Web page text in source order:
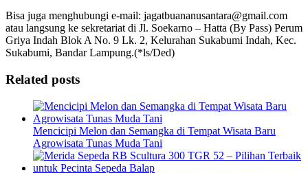
Bisa juga menghubungi e-mail: jagatbuananusantara@gmail.com
atau langsung ke sekretariat di Jl. Soekarno – Hatta (By Pass) Perum
Griya Indah Blok A No. 9 Lk. 2, Kelurahan Sukabumi Indah, Kec.
Sukabumi, Bandar Lampung.(*ls/Ded)
Related posts
Mencicipi Melon dan Semangka di Tempat Wisata Baru
Agrowisata Tunas Muda Tani